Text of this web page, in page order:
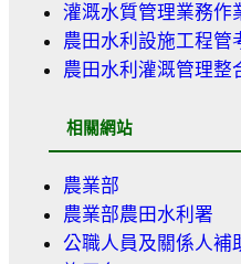
灌溉水質管理業務作
農田水利設施工程管
農田水利灌溉管理整
相關網站
農業部
農業部農田水利署
公職人員及關係人補